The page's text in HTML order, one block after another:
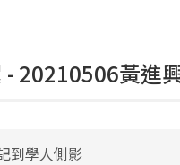
- 20210506黃進
到學人側影